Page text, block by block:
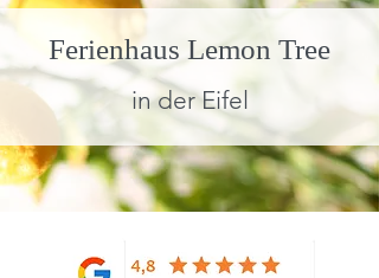
Ferienhaus Lemon Tree
in der Eifel